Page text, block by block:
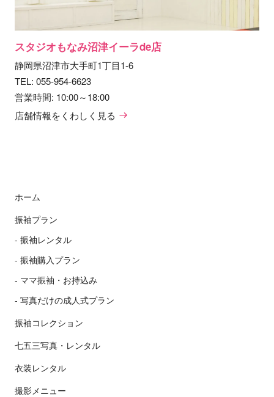
スタジオもなみ沼津イーラde店
静岡県沼津市大手町1丁目1-6
TEL: 055-954-6623
営業時間: 10:00～18:00
店舗情報をくわしく見る
ホーム
振袖プラン
振袖レンタル
振袖購入プラン
ママ振袖・お持込み
写真だけの成人式プラン
振袖コレクション
七五三写真・レンタル
衣装レンタル
撮影メニュー